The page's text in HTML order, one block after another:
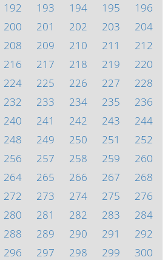
192 193 194 195
196
200 201 202 203
204
208 209 210 211
212
216 217 218 219
220
224 225 226 227
228
232 233 234 235
236
240 241 242 243
244
248 249 250 251
252
256 257 258 259
260
264 265 266 267
268
272 273 274 275
276
280 281 282 283
284
288 289 290 291
292
296 297 298 299
300